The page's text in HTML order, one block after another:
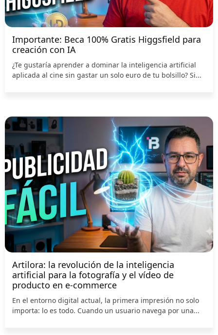
Importante: Beca 100% Gratis Higgsfield para
creación con IA
¿Te gustaría aprender a dominar la inteligencia artificial
aplicada al cine sin gastar un solo euro de tu bolsillo? Si...
Artilora: la revolución de la inteligencia
artificial para la fotografía y el vídeo de
producto en e-commerce
En el entorno digital actual, la primera impresión no solo
importa: lo es todo. Cuando un usuario navega por una...